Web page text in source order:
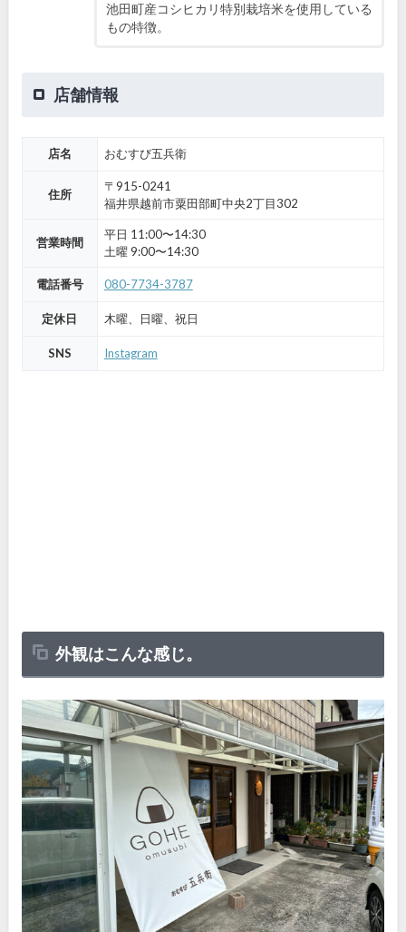
池田町産コシヒカリ特別栽培米を使用している
もの特徴。
店舗情報
店名 おむすび五兵衛
住所
〒915-0241
福井県越前市粟田部町中央2丁目302
営業時間
平日 11:00〜14:30
土曜 9:00〜14:30
電話番号 080-7734-3787
定休日 木曜、日曜、祝日
SNS Instagram
外観はこんな感じ。